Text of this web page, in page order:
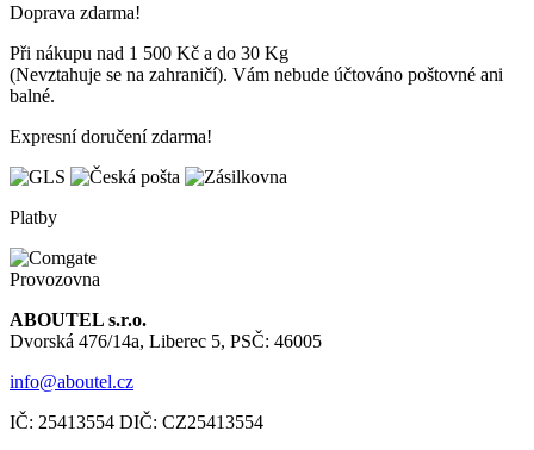
Doprava zdarma!
Při nákupu nad 1 500 Kč a do 30 Kg
(Nevztahuje se na zahraničí). Vám nebude účtováno poštovné ani
balné.
Expresní doručení zdarma!
Platby
Provozovna
ABOUTEL s.r.o.
Dvorská 476/14a, Liberec 5, PSČ: 46005
info@aboutel.cz
IČ: 25413554 DIČ: CZ25413554